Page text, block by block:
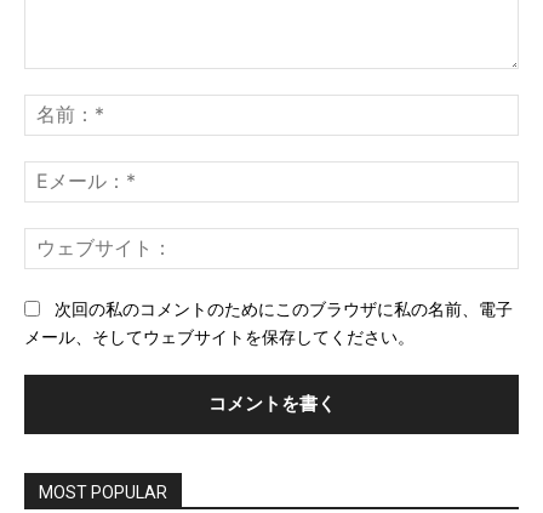
ン
ト：
前
*
メ
ー
*ェ
次回の私のコメントのためにこのブラウザに私の名前、電子
メール、そしてウェブサイトを保存してください。
MOST POPULAR